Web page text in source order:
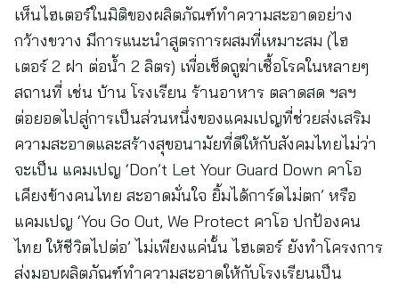
เห็นไฮเตอร์ในมิติของผลิตภัณฑ์ทำความสะอาดอย่าง
กว้างขวาง มีการแนะนำสูตรการผสมที่เหมาะสม (ไฮ
เตอร์ 2 ฝา ต่อน้ำ 2 ลิตร) เพื่อเช็ดถูฆ่าเชื้อโรคในหลายๆ
สถานที่ เช่น บ้าน โรงเรียน ร้านอาหาร ตลาดสด ฯลฯ
ต่อยอดไปสู่การเป็นส่วนหนึ่งของแคมเปญที่ช่วยส่งเสริม
ความสะอาดและสร้างสุขอนามัยที่ดีให้กับสังคมไทยไม่ว่า
จะเป็น แคมเปญ ‘Don’t Let Your Guard Down คาโอ
เคียงข้างคนไทย สะอาดมั่นใจ ยิ้มได้การ์ดไม่ตก’ หรือ
แคมเปญ ‘You Go Out, We Protect คาโอ ปกป้องคน
ไทย ให้ชีวิตไปต่อ’ ไม่เพียงแค่นั้น ไฮเตอร์ ยังทำโครงการ
ส่งมอบผลิตภัณฑ์ทำความสะอาดให้กับโรงเรียนเป็น